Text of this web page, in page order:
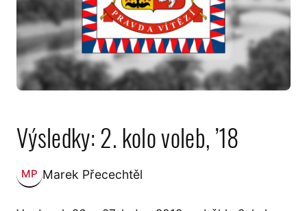
Výsledky: 2. kolo voleb, ’18
MP Zveřejnil:
Marek Přecechtěl